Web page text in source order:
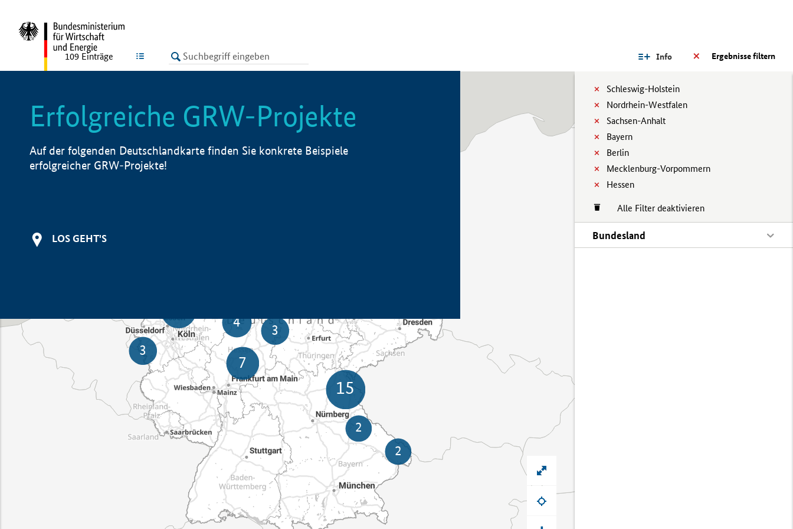
LISTE Ergebnisse filtern
Info
Schleswig-Holstein
Nordrhein-Westfalen
Sachsen-Anhalt
Bayern
Berlin
Mecklenburg-Vorpommern
Hessen
Alle Filter deaktivieren
Bundesland
109 Einträge
Erfolgreiche GRW-Projekte
Auf der folgenden Deutschlandkarte finden Sie konkrete Beispiele
erfolgreicher GRW-Projekte!
LOS GEHT'S